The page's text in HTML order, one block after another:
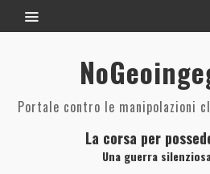
Portale contro le manipolazioni
La corsa per
Una guerra